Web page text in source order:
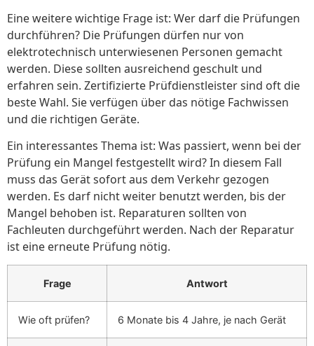
Eine weitere wichtige Frage ist: Wer darf die Prüfungen
durchführen? Die Prüfungen dürfen nur von
elektrotechnisch unterwiesenen Personen gemacht
werden. Diese sollten ausreichend geschult und
erfahren sein. Zertifizierte Prüfdienstleister sind oft die
beste Wahl. Sie verfügen über das nötige Fachwissen
und die richtigen Geräte.
Ein interessantes Thema ist: Was passiert, wenn bei der
Prüfung ein Mangel festgestellt wird? In diesem Fall
muss das Gerät sofort aus dem Verkehr gezogen
werden. Es darf nicht weiter benutzt werden, bis der
Mangel behoben ist. Reparaturen sollten von
Fachleuten durchgeführt werden. Nach der Reparatur
ist eine erneute Prüfung nötig.
Frage Antwort
Wie oft prüfen? 6 Monate bis 4 Jahre, je nach Gerät